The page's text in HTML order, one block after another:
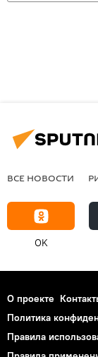
ВСЕ НОВОСТИ
OK
О проекте
Политика
Правила